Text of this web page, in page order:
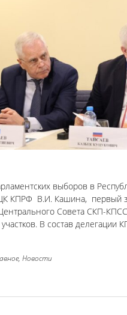
выборов в
КПРФ В.И. Кашина, первый
Совета СКП-
В состав
Новости